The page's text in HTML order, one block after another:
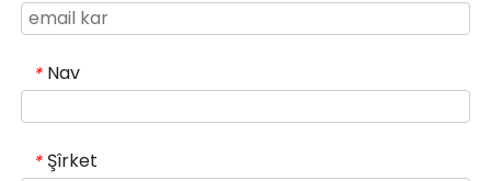
* Nav
* Şîrket